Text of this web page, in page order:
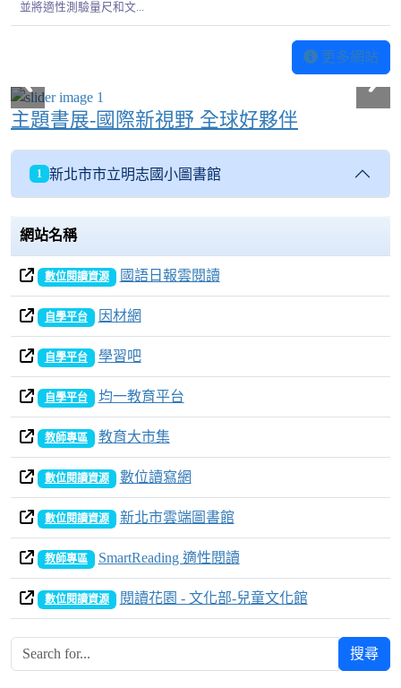
並將適性測驗量尺和文...
更多網站
主題書展-國際新視野 全球好夥伴
1 新北市市立明志國小圖書館
網站名稱
數位閱讀資源 國語日報雲閱讀
自學平台 因材網
自學平台 學習吧
自學平台 均一教育平台
教師專區 教育大市集
數位閱讀資源 數位讀寫網
數位閱讀資源 新北市雲端圖書館
教師專區 SmartReading 適性閱讀
數位閱讀資源 閱讀花園 - 文化部-兒童文化館
搜尋